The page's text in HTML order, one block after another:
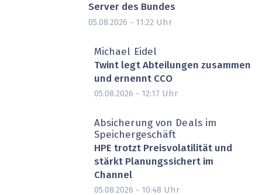
Server des Bundes
05.08.2026 - 11:22 Uhr
Michael Eidel
Twint legt Abteilungen zusammen
und ernennt CCO
05.08.2026 - 12:17 Uhr
Absicherung von Deals im
Speichergeschäft
HPE trotzt Preisvolatilität und
stärkt Planungssichert im
Channel
05.08.2026 - 10:48 Uhr